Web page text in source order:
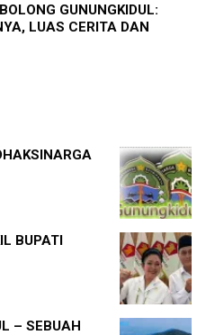
GUNUNGKIDUL:
LUAS CERITA DAN
BUPATI
– SEBUAH